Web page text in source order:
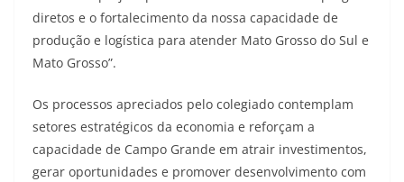
diretos e o fortalecimento da nossa capacidade de
produção e logística para atender Mato Grosso do Sul e
Mato Grosso”.
Os processos apreciados pelo colegiado contemplam
setores estratégicos da economia e reforçam a
capacidade de Campo Grande em atrair investimentos,
gerar oportunidades e promover desenvolvimento com